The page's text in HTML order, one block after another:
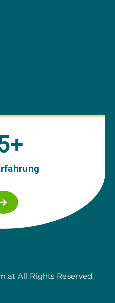
+
All Rights Reserved.